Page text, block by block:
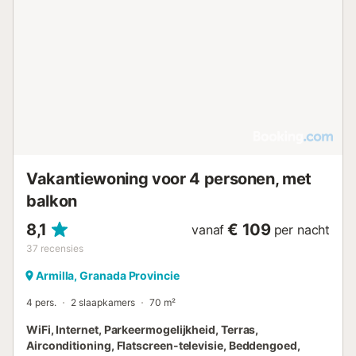
Vakantiewoning voor 4 personen, met
balkon
8,1
37 recensies
vanaf € 109 per nacht
Armilla, Granada Provincie
4 pers. 2 slaapkamers 70 m²
WiFi, Internet, Parkeermogelijkheid, Terras,
Airconditioning, Flatscreen-televisie, Beddengoed,